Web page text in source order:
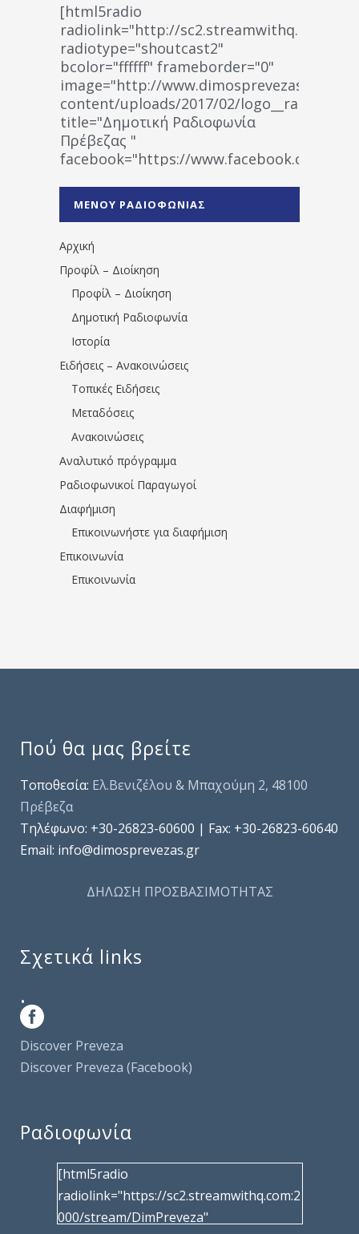
[html5radio
radiolink="http://
radiotype="shoutcast2"
bcolor="ffffff" frameborder="0"
image="http://www.dimosprevezas.gr/wp-
content/uploads/2017/02/
title="Δημοτική Ραδιοφωνία
Πρέβεζας "
facebook="https://www.facebook.com/
1531194763766854/" artist="" ]
ΜΕΝΟΥ ΡΑΔΙΟΦΩΝΙΑΣ
Αρχική
Προφίλ – Διοίκηση
Προφίλ – Διοίκηση
Δημοτική Ραδιοφωνία
Ιστορία
Ειδήσεις – Ανακοινώσεις
Τοπικές Ειδήσεις
Μεταδόσεις
Ανακοινώσεις
Αναλυτικό πρόγραμμα
Ραδιοφωνικοί Παραγωγοί
Διαφήμιση
Επικοινωνήστε για διαφήμιση
Επικοινωνία
Επικοινωνία
Πού θα μας βρείτε
Τοποθεσία: Ελ.Βενιζέλου & Μπαχούμη 2, 48100
Πρέβεζα
Τηλέφωνo: +30-26823-60600 | Fax: +30-26823-60640
Email: info@dimosprevezas.gr
ΔΗΛΩΣΗ ΠΡΟΣΒΑΣΙΜΟΤΗΤΑΣ
Σχετικά links
.
Discover Preveza
Discover Preveza (Facebook)
Ραδιοφωνία
[html5radio
radiolink="https://sc2.streamwithq.com:2
000/stream/DimPreveza"